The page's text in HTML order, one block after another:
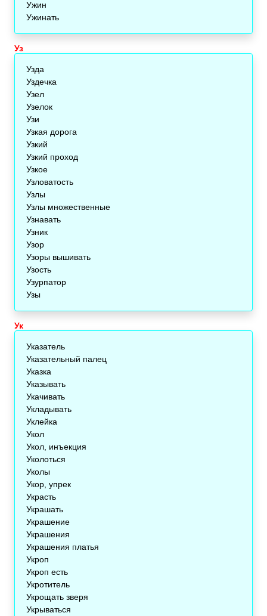
Ужин
Ужинать
Уз
Узда
Уздечка
Узел
Узелок
Узи
Узкая дорога
Узкий
Узкий проход
Узкое
Узловатость
Узлы
Узлы множественные
Узнавать
Узник
Узор
Узоры вышивать
Узость
Узурпатор
Узы
Ук
Указатель
Указательный палец
Указка
Указывать
Укачивать
Укладывать
Уклейка
Укол
Укол, инъекция
Уколоться
Уколы
Укор, упрек
Украсть
Украшать
Украшение
Украшения
Украшения платья
Укроп
Укроп есть
Укротитель
Укрощать зверя
Укрываться